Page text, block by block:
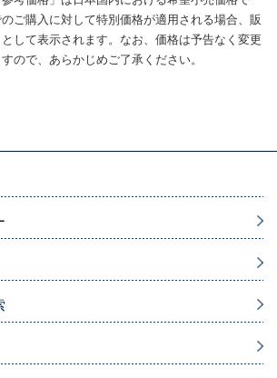
ご購入に対して特別価格が適用される場合、販
して表示されます。なお、価格は予告なく変更
ので、あらかじめご了承ください。